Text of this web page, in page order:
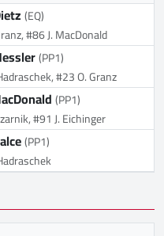
(EQ)
#86 J. MacDonald
(PP1)
#23 O. Granz
(PP1)
#91 J. Eichinger
(PP1)